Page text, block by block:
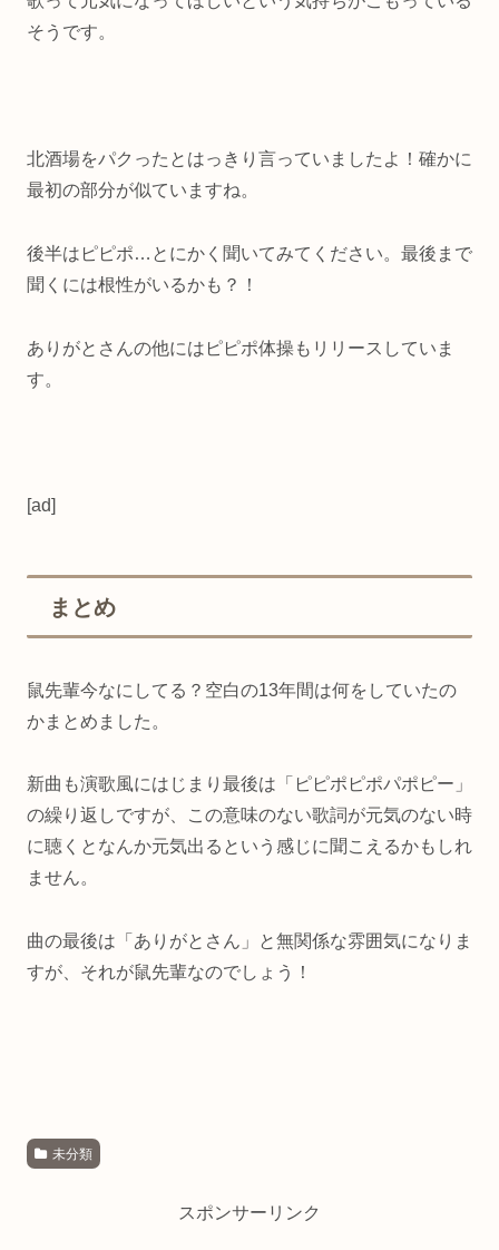
そうです。
北酒場をパクったとはっきり言っていましたよ！確かに
最初の部分が似ていますね。
後半はピピポ…とにかく聞いてみてください。最後まで
聞くには根性がいるかも？！
ありがとさんの他にはピピポ体操もリリースしていま
す。
[ad]
まとめ
鼠先輩今なにしてる？空白の13年間は何をしていたの
かまとめました。
新曲も演歌風にはじまり最後は「ピピポピポパポピー」
の繰り返しですが、この意味のない歌詞が元気のない時
に聴くとなんか元気出るという感じに聞こえるかもしれ
ません。
曲の最後は「ありがとさん」と無関係な雰囲気になりま
すが、それが鼠先輩なのでしょう！
未分類
スポンサーリンク